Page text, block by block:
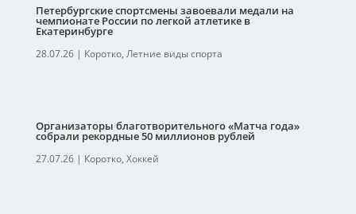
Петербургские спортсмены завоевали медали на
чемпионате России по легкой атлетике в
Екатеринбурге
28.07.26| Коротко, Летние виды спорта
Организаторы благотворительного «Матча года»
собрали рекордные 50 миллионов рублей
27.07.26| Коротко, Хоккей